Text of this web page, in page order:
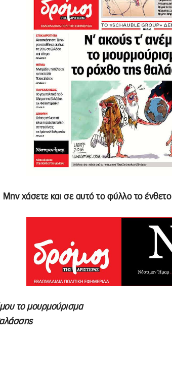
Μην χάσετε και σε αυτό το φύλλο το ένθετο
το μουρμούρισμα